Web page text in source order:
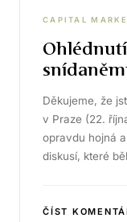
CAPITAL
Děkujeme, že
v Praze (22.
opravdu hojná
diskusí, které
ČÍST